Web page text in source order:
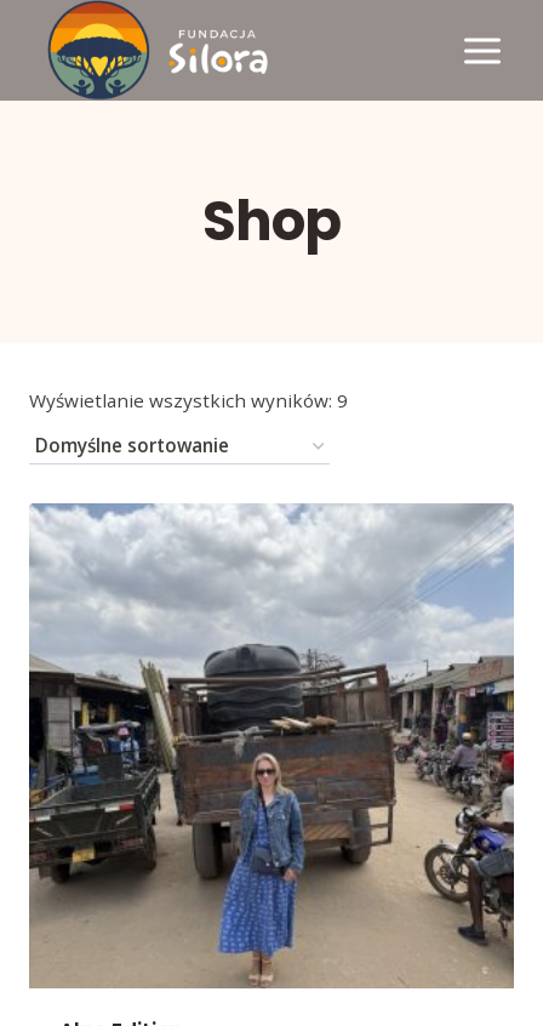
Przejdź
Shop
Wyświetlanie wszystkich wyników: 9